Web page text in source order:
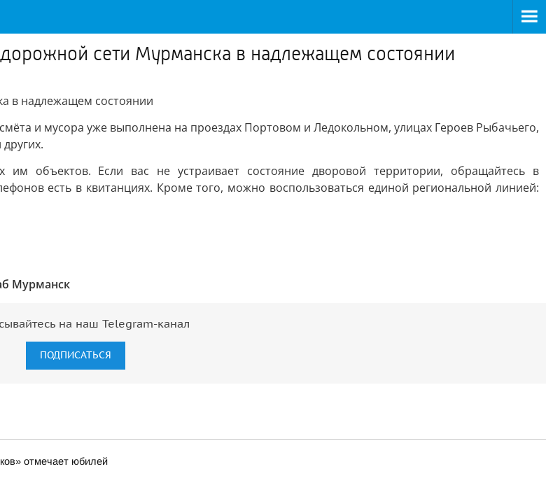
сети Мурманска в надлежащем состоянии
в надлежащем состоянии
и мусора уже выполнена на проездах Портовом и Ледокольном, улицах Героев Рыбачьего,
им объектов. Если вас не устраивает состояние дворовой территории, обращайтесь в
есть в квитанциях. Кроме того, можно воспользоваться единой региональной линией:
Мурманск
на наш Telegram-канал
ПОДПИСАТЬСЯ
отмечает юбилей